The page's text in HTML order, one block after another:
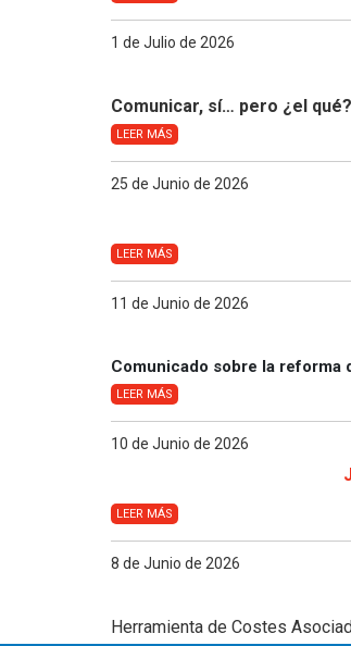
1 de Julio de 2026
Comunicar, sí… pero ¿el qué?
LEER MÁS
25 de Junio de 2026
LEER MÁS
11 de Junio de 2026
Comunicado sobre la reforma
LEER MÁS
10 de Junio de 2026
LEER MÁS
8 de Junio de 2026
Herramienta de Costes